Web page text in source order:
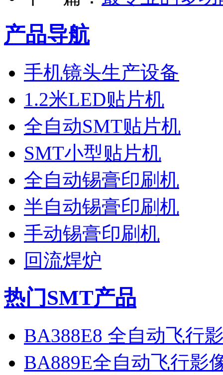
产品导航
手机镜头生产设备
1.2米LED贴片机
全自动SMT贴片机
SMT小型贴片机
全自动锡膏印刷机
半自动锡膏印刷机
手动锡膏印刷机
回流焊炉
热门SMT产品
BA388E8 全自动飞行
BA889E全自动飞行影